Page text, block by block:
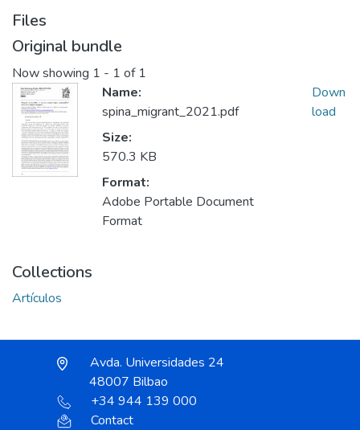
Files
Original bundle
Now showing 1 - 1 of 1
Name:
spina_migrant_2021.pdf
Size:
570.3 KB
Format:
Adobe Portable Document
Format
Down
load
Collections
Artículos
Avda. Universidades 24
48007 Bilbao
+34 944 139 000
Contact